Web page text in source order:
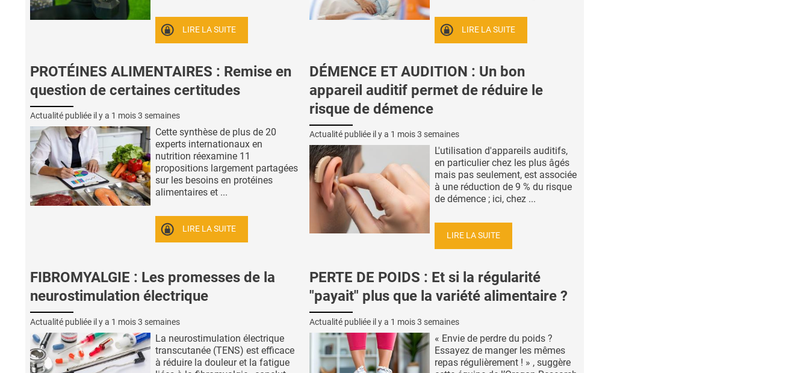
LIRE LA SUITE LIRE LA SUITE
PROTÉINES ALIMENTAIRES : Remise en
question de certaines certitudes
Actualité publiée il y a 1 mois 3 semaines
Cette synthèse de plus de 20
experts internationaux en
nutrition réexamine 11
propositions largement partagées
sur les besoins en protéines
alimentaires et ...
LIRE LA SUITE
DÉMENCE ET AUDITION : Un bon
appareil auditif permet de réduire le
risque de démence
Actualité publiée il y a 1 mois 3 semaines
L'utilisation d'appareils auditifs,
en particulier chez les plus âgés
mais pas seulement, est associée
à une réduction de 9 % du risque
de démence ; ici, chez ...
LIRE LA SUITE
FIBROMYALGIE : Les promesses de la
neurostimulation électrique
Actualité publiée il y a 1 mois 3 semaines
La neurostimulation électrique
transcutanée (TENS) est efficace
à réduire la douleur et la fatigue
PERTE DE POIDS : Et si la régularité
"payait" plus que la variété alimentaire ?
Actualité publiée il y a 1 mois 3 semaines
« Envie de perdre du poids ?
Essayez de manger les mêmes
repas régulièrement ! » , suggère